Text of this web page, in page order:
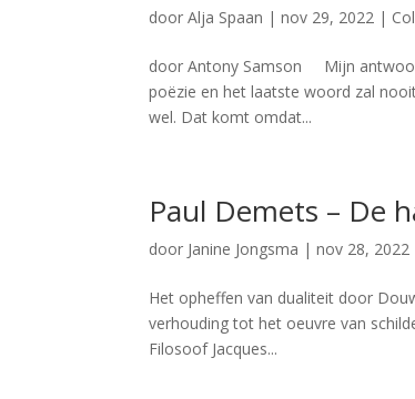
doorAlja Spaan |nov 29, 2022 |
door Antony Samson Mijn
poëzie en het laatste woord zal
wel. Dat komt omdat...
Paul Demets – De
door Janine Jongsma |nov 28, 2022
Het opheffen van dualiteit door
verhouding tot het oeuvre van
Filosoof Jacques...